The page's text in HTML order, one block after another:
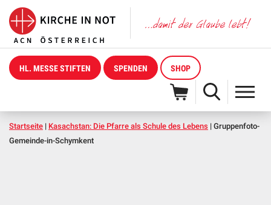
HL. MESSE STIFTEN SPENDEN SHOP
Startseite | Kasachstan: Die Pfarre als Schule des Lebens | Gruppenfoto-
Gemeinde-in-Schymkent